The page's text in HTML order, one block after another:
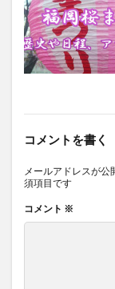
コメントを書く
メールアドレスが公
須項目です
コメント ※